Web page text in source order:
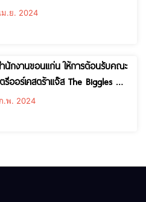
บุญสงกรานต์อีสานดั้งเดิมวัดไชย
ม.ย. 2024
นักงานขอนแก่น ให้การต้อนรับคณะ
ออร์เคสตร้าแจ๊ส The Biggles Big
ราชอาณาจักร
.พ. 2024